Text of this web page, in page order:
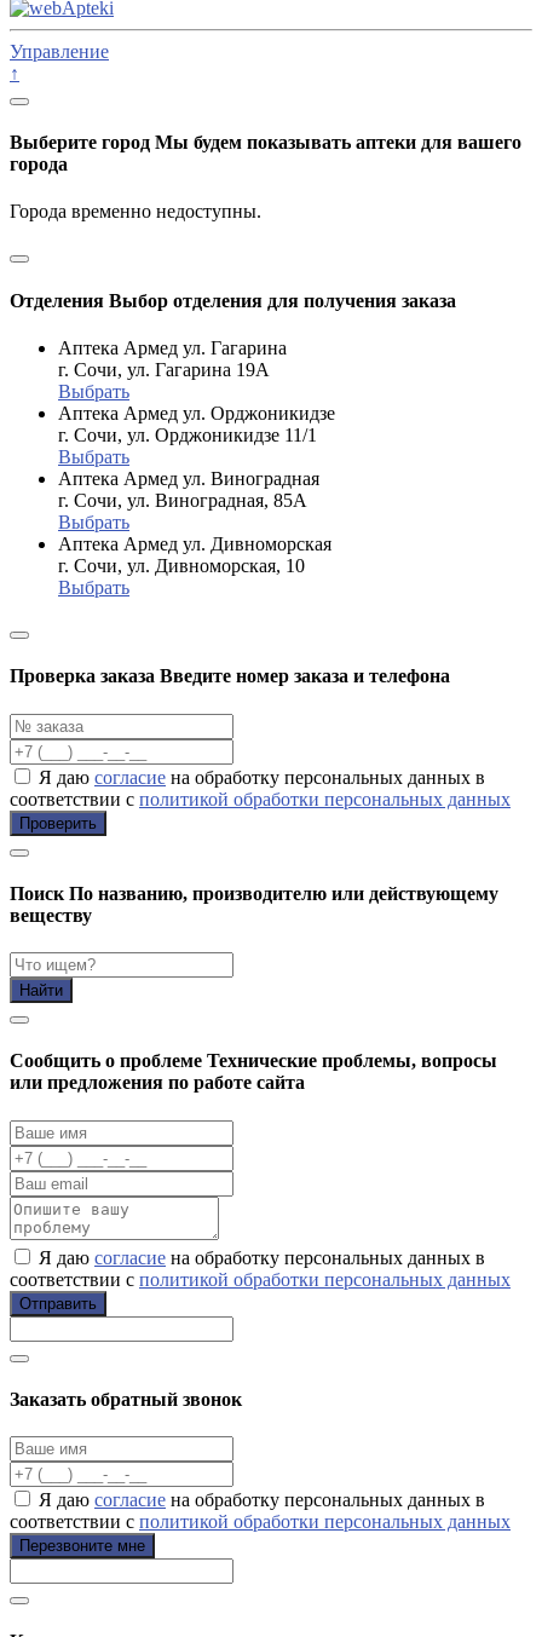
Управление
↑
Выберите город Мы будем показывать аптеки для вашего
города
Города временно недоступны.
Отделения Выбор отделения для получения заказа
Аптека Армед ул. Гагарина
г. Сочи, ул. Гагарина 19А
Выбрать
Аптека Армед ул. Орджоникидзе
г. Сочи, ул. Орджоникидзе 11/1
Выбрать
Аптека Армед ул. Виноградная
г. Сочи, ул. Виноградная, 85А
Выбрать
Аптека Армед ул. Дивноморская
г. Сочи, ул. Дивноморская, 10
Выбрать
Проверка заказа Введите номер заказа и телефона
Я даю согласие на обработку персональных данных в
соответствии с политикой обработки персональных данных
Проверить
Поиск По названию, производителю или действующему
веществу
Найти
Cообщить о проблеме Технические проблемы, вопросы
или предложения по работе сайта
Я даю согласие на обработку персональных данных в
соответствии с политикой обработки персональных данных
Отправить
Заказать обратный звонок
Я даю согласие на обработку персональных данных в
соответствии с политикой обработки персональных данных
Перезвоните мне